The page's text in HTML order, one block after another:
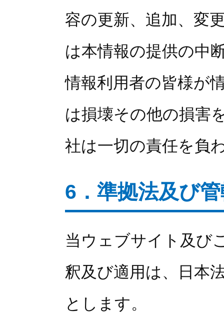
容の更新、追加、変
は本情報の提供の中
情報利用者の皆様が
は損壊その他の損害
社は一切の責任を負
6．準拠法及び
当ウェブサイト及び
釈及び適用は、日本
とします。